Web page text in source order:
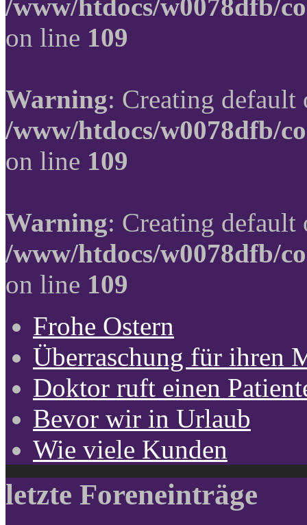
/www/htdocs/w0078dfb/
on line 109
Warning: Creating
/www/htdocs/w0078dfb/
on line 109
Warning: Creating
/www/htdocs/w0078dfb/
on line 109
Frohe Ostern
Überraschung für ihren
Doktor ruft einen
Bevor wir in Urlaub
Wie viele Kunden
letzte Foreneinträge